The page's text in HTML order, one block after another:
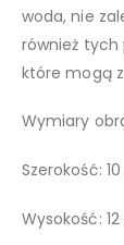
woda, nie
również tych
które mogą
Wymiary
Szerokość:
Wysokość: